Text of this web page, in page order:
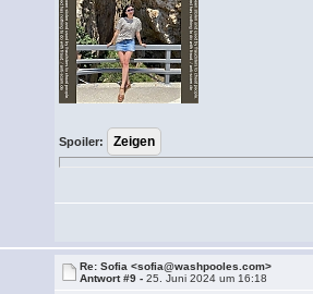
Spoiler:
Re: Sofia <sofia@washpooles.com>
Antwort #9 -25. Juni 2024 um 16:18